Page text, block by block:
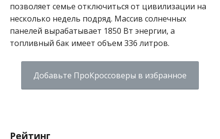
позволяет семье отключиться от цивилизации на
несколько недель подряд. Массив солнечных
панелей вырабатывает 1850 Вт энергии, а
топливный бак имеет объем 336 литров.
Добавьте ПроКроссоверы в избранное
Рейтинг